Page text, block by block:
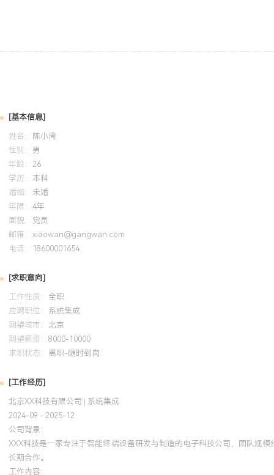
集、显示与继电器控制功能。
专业背景：拥有X年电子硬件开发与系统集成经验，专注于智能终端
产交付的全流程。擅长在成本、性能与可靠性之间取得平衡，熟悉
点。技术能力：累计主导完成X款成熟量产产品硬件设计，涉及主控
感器应用及射频电路。通过深入调试解决超过XXX个硬件问题，复
XXX%，有效保障项目节点。项目管理：具备跨部门协调能力，能够
试及生产团队推进项目。通过流程优化，负责项目的平均研发周期缩
率低于X%。个人特质：注重细节与设计规范性，坚持用测试数据驱
实，能适应短期出差进行客户支持与现场问题处理，具备较强的抗压
2024-09
系统学习了项目管理的知识体系。将所学应用于多个硬件开发项目
制定详细WBS和风险登记册，使项目关键里程碑达成率从XXX%提升
硬件项目文档标准化模板与设计评审checklist，提升了团队协同效率
[基本信息]
姓名：
陈小湾
性别： 男
年龄： 26
学历： 本科
婚姻： 未婚
年限： 4年
面貌： 党员
邮箱： xiaowan@gangwan.com
电话：
18600001654
[求职意向]
工作性质： 全职
应聘职位： 系统集成
期望城市： 北京
期望薪资： 8000-10000
求职状态： 离职-随时到岗
[工作经历]
北京XX科技有限公司 | 系统集成
2024-09 - 2025-12
公司背景：
XXX科技是一家专注于智能终端设备研发与制造的电子科技公司，团队规
长期合作。
工作内容：